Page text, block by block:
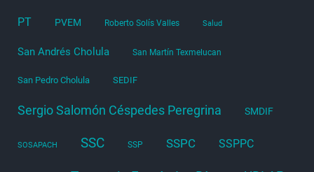
PT PVEM Roberto Solís Valles Salud
San Andrés Cholula San Martín Texmelucan
San Pedro Cholula SEDIF
Sergio Salomón Céspedes Peregrina SMDIF
SOSAPACH SSC SSP SSPC SSPPC